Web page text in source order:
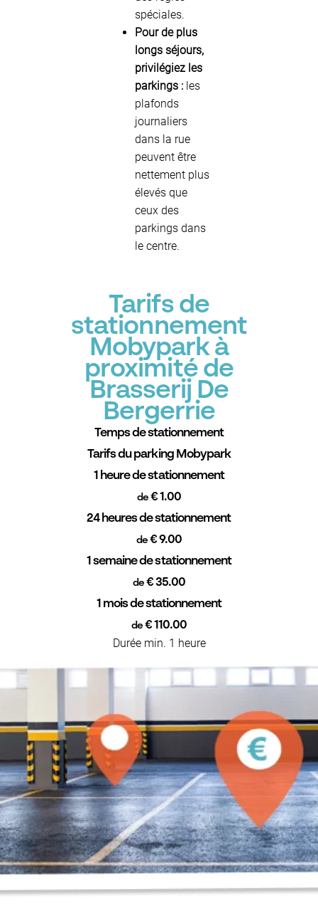
spéciales.
Pour de plus
longs séjours,
privilégiez les
parkings : les
plafonds
journaliers
dans la rue
peuvent être
nettement plus
élevés que
ceux des
parkings dans
le centre.
Tarifs de
stationnement
Mobypark à
proximité de
Brasserij De
Bergerrie
Temps de stationnement
Tarifs du parking Mobypark
1 heure de stationnement
de€ 1.00
24 heures de stationnement
de€ 9.00
1 semaine de stationnement
de€ 35.00
1 mois de stationnement
de€ 110.00
Durée min. 1 heure